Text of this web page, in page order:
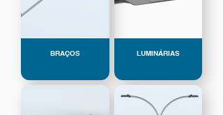
BRAÇOS LUMINÁRIAS